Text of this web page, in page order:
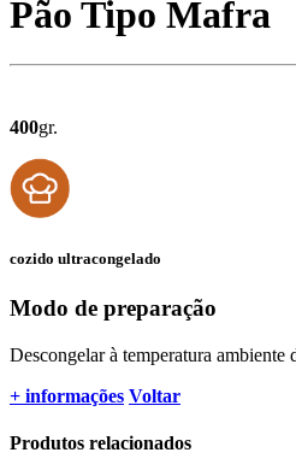
Pão Tipo Mafra
400gr.
cozido ultracongelado
Modo de preparação
Descongelar à temperatura ambiente
+ informações Voltar
Produtos relacionados